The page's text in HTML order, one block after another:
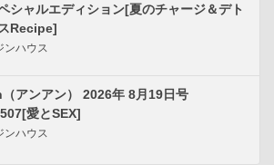
シャルエディション[夏のチャージ＆デト
Recipe]
ンハウス
アンアン） 2026年 8月19日号
愛とSEX]
ンハウス